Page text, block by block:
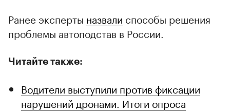
Ранее эксперты назвали способы решения
проблемы автоподстав в России.
Читайте также:
Водители выступили против фиксации
нарушений дронами. Итоги опроса